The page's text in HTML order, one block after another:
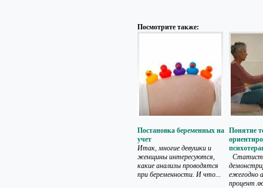
Посмотрите также:
Постановка беременных на
учет
Итак, многие девушки и
женщины интересуются,
какие анализы проводятся
при беременности. И что...
Понятие
ежегодно
процент